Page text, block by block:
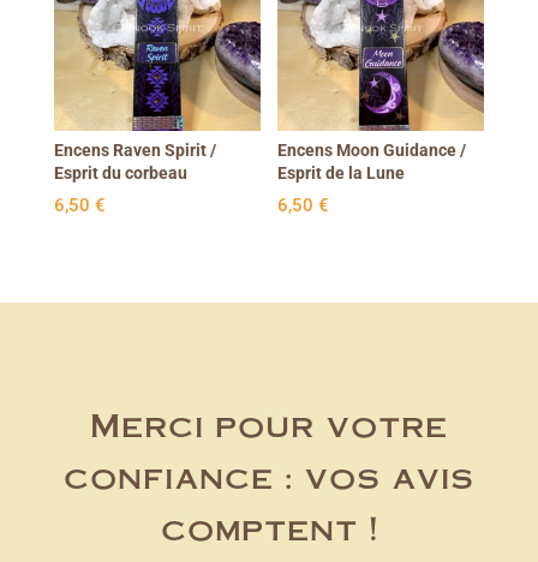
Encens Raven Spirit /
Esprit du corbeau
6,50 €
Encens Moon Guidance /
Esprit de la Lune
6,50€
Merci pour votre
confiance : vos avis
comptent !